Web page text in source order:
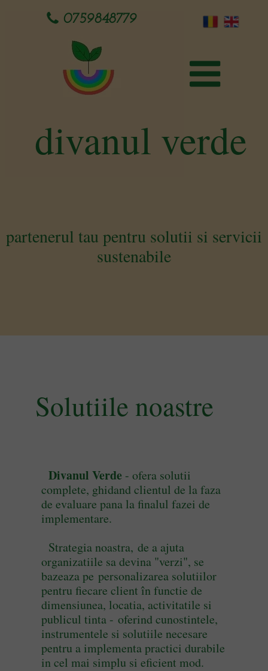
partenerul tau pentru solutii si servicii
sustenabile
divanul verde
Solutiile noastre
Divanul Verde - ofera solutii
complete, ghidand clientul de la faza
de evaluare pana la finalul fazei de
implementare.
Strategia noastra, de a ajuta
organizatiile sa devina "verzi", se
bazeaza pe personalizarea solutiilor
pentru fiecare client în functie de
dimensiunea, locatia, activitatile si
publicul tinta - oferind cunostintele,
instrumentele si solutiile necesare
pentru a implementa practici durabile
in cel mai simplu si eficient mod.
0759848779